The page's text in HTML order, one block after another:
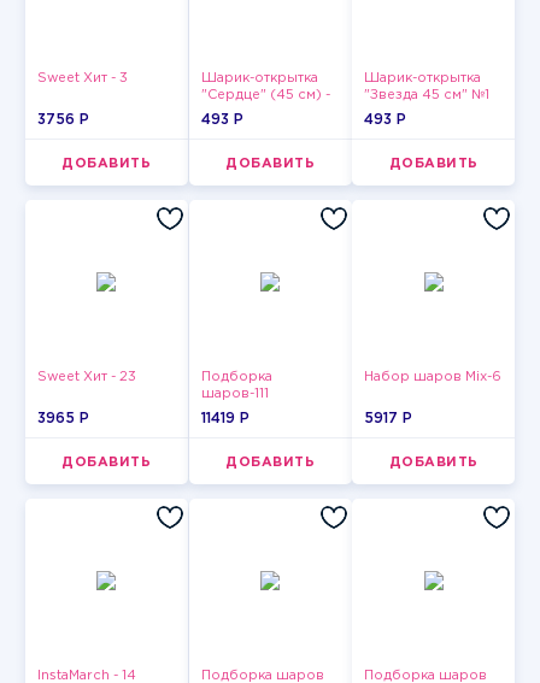
Sweet Хит - 3
3756 P
ДОБАВИТЬ
Шарик-открытка
"Сердце" (45 см) -
2
493 P
ДОБАВИТЬ
Шарик-открытка
"Звезда 45 см" №1
493 P
ДОБАВИТЬ
Sweet Хит - 23
3965 P
ДОБАВИТЬ
Подборка
шаров-111
11419 P
ДОБАВИТЬ
Набор шаров Mix-6
5917 P
ДОБАВИТЬ
InstaMarch - 14
Подборка шаров
Подборка шаров